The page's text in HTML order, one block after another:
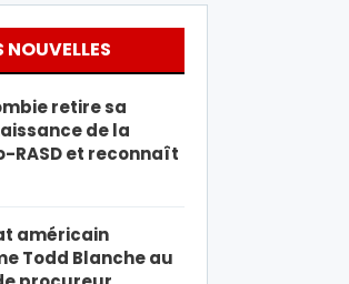
NOUVELLES
retire sa
de la
RASD et reconnaît
américain
Todd Blanche au